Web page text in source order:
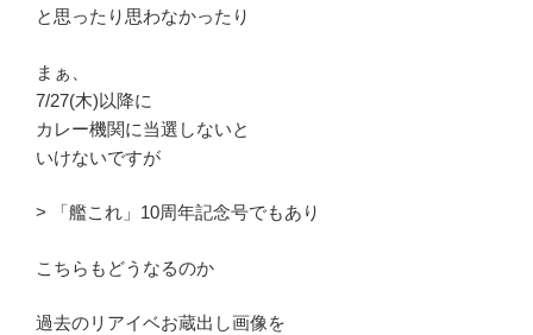
と思ったり思わなかったり
まぁ、
7/27(木)以降に
カレー機関に当選しないと
いけないですが
> 「艦これ」10周年記念号でもあり
こちらもどうなるのか
過去のリアイベお蔵出し画像を